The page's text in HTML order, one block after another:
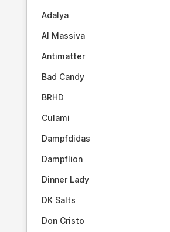
Adalya
Al Massiva
Antimatter
Bad Candy
BRHD
Culami
Dampfdidas
Dampflion
Dinner Lady
DK Salts
Don Cristo